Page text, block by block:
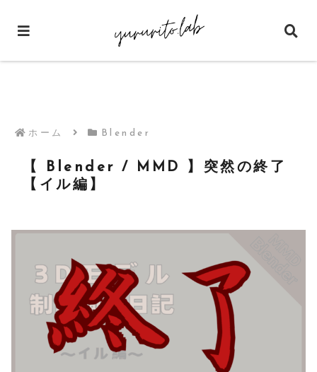
ホーム Blender
【 Blender / MMD 】突然の終了
【イル編】